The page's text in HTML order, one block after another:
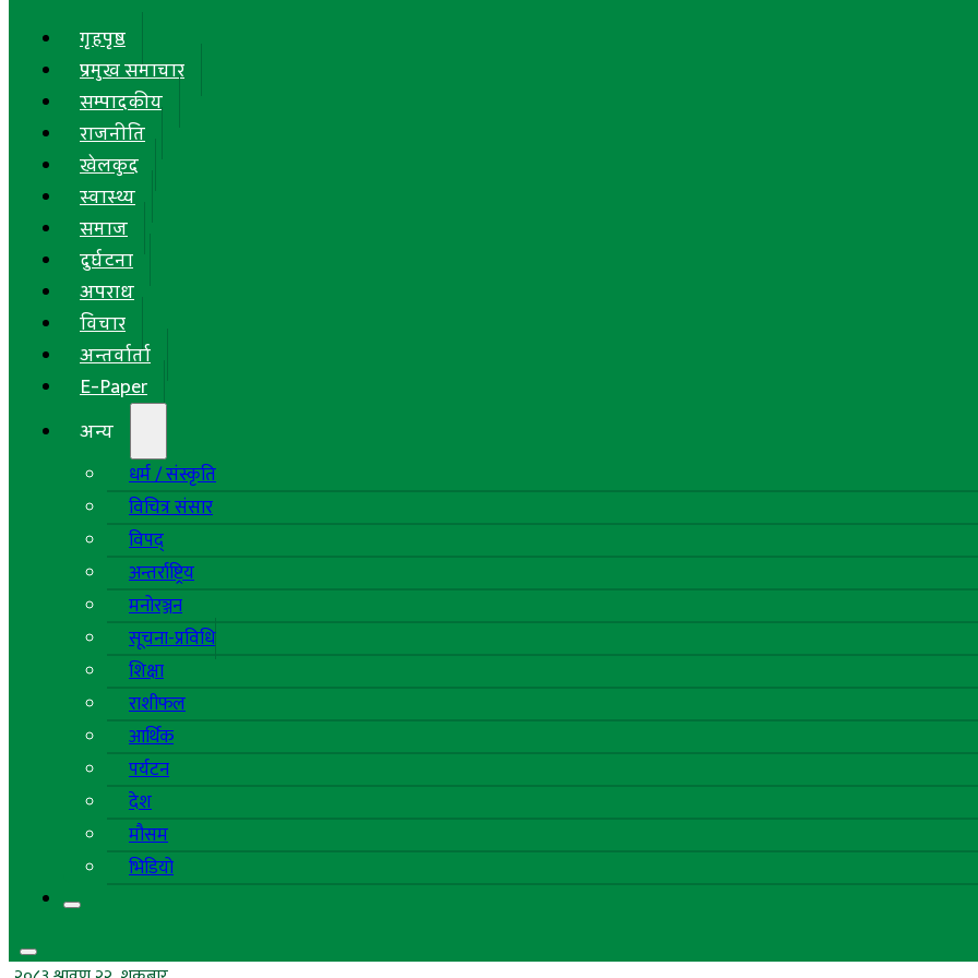
गृहपृष्ठ
प्रमुख समाचार
सम्पादकीय
राजनीति
खेलकुद
स्वास्थ्य
समाज
दुर्घटना
अपराध
विचार
अन्तर्वार्ता
E-Paper
अन्य
धर्म / संस्कृति
विचित्र संसार
विपद्
अन्तर्राष्ट्रिय
मनोरञ्जन
सूचना-प्रविधि
शिक्षा
राशीफल
आर्थिक
पर्यटन
देश
मौसम
भिडियो